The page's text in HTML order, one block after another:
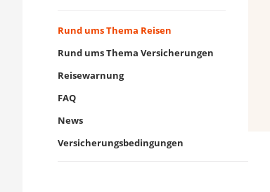
Rund ums Thema Reisen
Rund ums Thema Versicherungen
Reisewarnung
FAQ
News
Versicherungsbedingungen